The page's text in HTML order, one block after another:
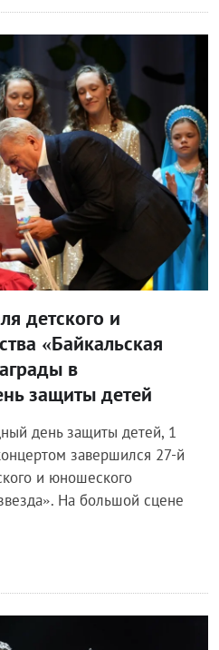
детского и
«Байкальская
в
защиты детей
день защиты детей, 1
завершился 27-й
и юношеского
На большой сцене